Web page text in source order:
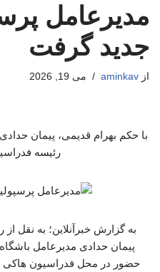
مدیرعامل
جدید گرفت
از aminkav می 19, 2026
با حکم بهرام قدیمی، پیمان
رئیسه
به گزارش خبرآنلاین؛ به نقل
پیمان حدادی مدیرعامل
حضور در محل فدراسیون هاکی